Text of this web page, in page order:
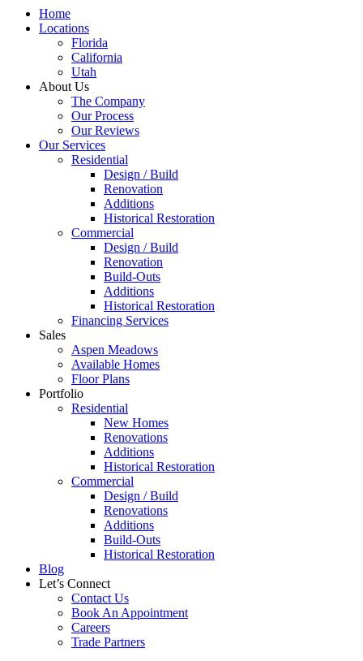
Home
Locations
Florida
California
Utah
About Us
The Company
Our Process
Our Reviews
Our Services
Residential
Design / Build
Renovation
Additions
Historical Restoration
Commercial
Design / Build
Renovation
Build-Outs
Additions
Historical Restoration
Financing Services
Sales
Aspen Meadows
Available Homes
Floor Plans
Portfolio
Residential
New Homes
Renovations
Additions
Historical Restoration
Commercial
Design / Build
Renovations
Additions
Build-Outs
Historical Restoration
Blog
Let’s Connect
Contact Us
Book An Appointment
Careers
Trade Partners